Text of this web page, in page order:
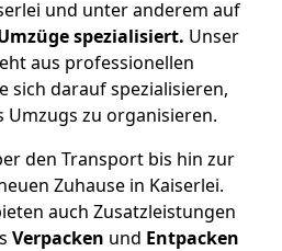
und unter anderem auf
spezialisiert. Unser
aus professionellen
sich darauf spezialisieren,
Umzugs zu organisieren.
den Transport bis hin zur
Zuhause in Kaiserlei.
auch Zusatzleistungen
Verpacken und Entpacken